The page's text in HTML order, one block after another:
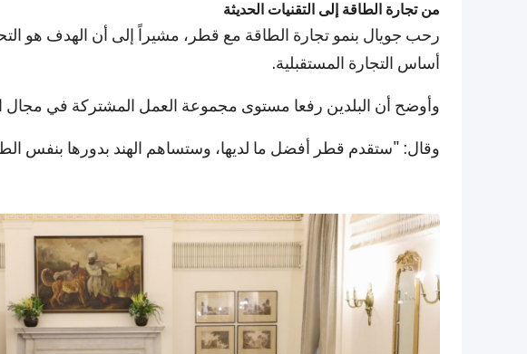
من تجارة الطاقة إلى التقنيات الحديثة
رحب جويال بنمو تجارة الطاقة مع قطر، مشيراً إلى أن الهدف هو
أساس التجارة المستقبلية.
وأوضح أن البلدين رفعا مستوى مجموعة العمل المشتركة في مجال
وقال: "ستقدم قطر أفضل ما لديها، وستساهم الهند بدورها بنفس